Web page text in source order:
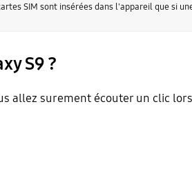
SIM sont insérées dans l'appareil que si
S9 ?
allez surement écouter un clic